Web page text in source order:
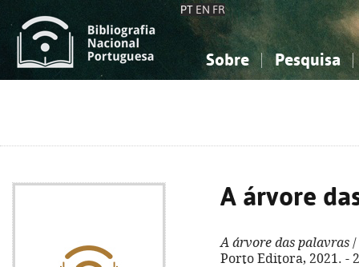
PT EN FR
Sobre Pesquisa
A árvore
A árvore das palavras /
Porto Editora, 2021. -